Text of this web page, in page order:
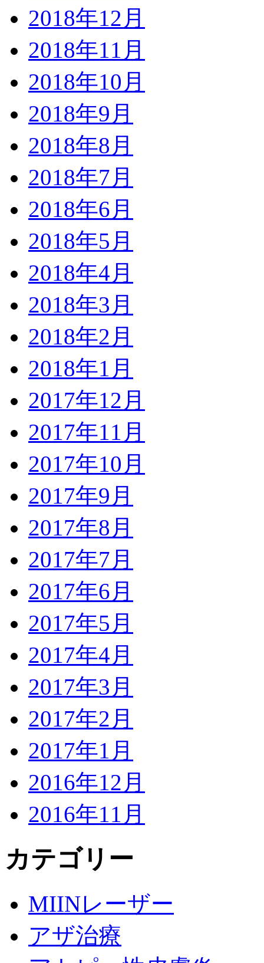
2018年12月
2018年11月
2018年10月
2018年9月
2018年8月
2018年7月
2018年6月
2018年5月
2018年4月
2018年3月
2018年2月
2018年1月
2017年12月
2017年11月
2017年10月
2017年9月
2017年8月
2017年7月
2017年6月
2017年5月
2017年4月
2017年3月
2017年2月
2017年1月
2016年12月
2016年11月
カテゴリー
MIINレーザー
アザ治療